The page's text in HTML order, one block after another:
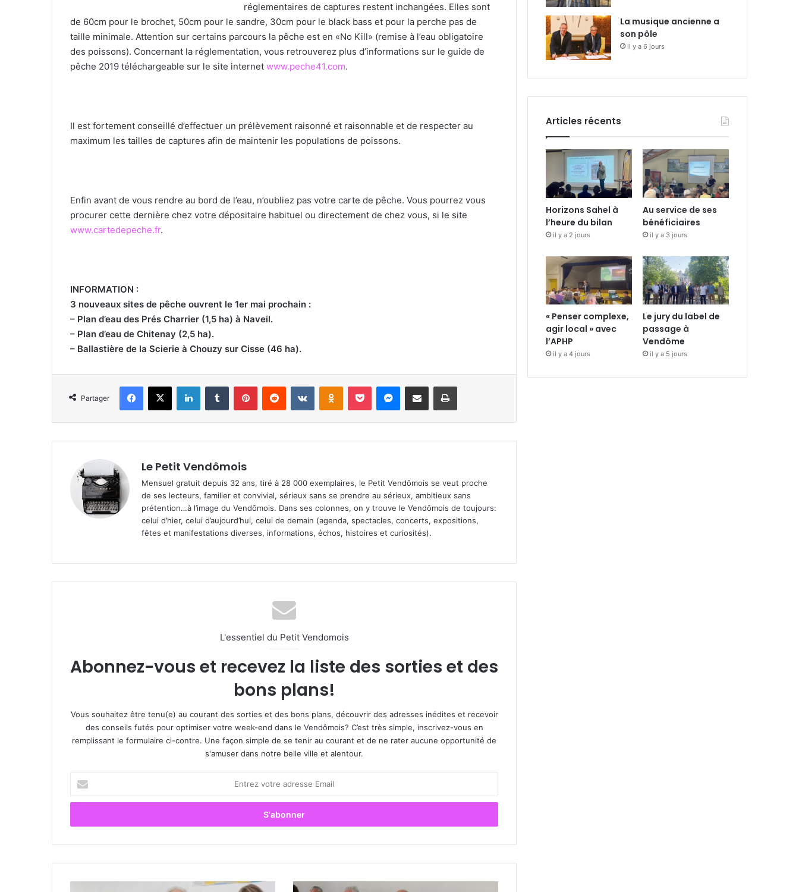
réglementaires de captures restent inchangées. Elles sont
de 60cm pour le brochet, 50cm pour le sandre, 30cm pour le black bass et pour la perche pas de
taille minimale. Attention sur certains parcours la pêche est en «No Kill» (remise à l’eau obligatoire
des poissons). Concernant la réglementation, vous retrouverez plus d’informations sur le guide de
pêche 2019 téléchargeable sur le site internet www.peche41.com.
Il est fortement conseillé d’effectuer un prélèvement raisonné et raisonnable et de respecter au
maximum les tailles de captures afin de maintenir les populations de poissons.
Enfin avant de vous rendre au bord de l’eau, n’oubliez pas votre carte de pêche. Vous pourrez vous
procurer cette dernière chez votre dépositaire habituel ou directement de chez vous, si le site
www.cartedepeche.fr.
INFORMATION :
3 nouveaux sites de pêche ouvrent le 1er mai prochain :
– Plan d’eau des Prés Charrier (1,5 ha) à Naveil.
– Plan d’eau de Chitenay (2,5 ha).
– Ballastière de la Scierie à Chouzy sur Cisse (46 ha).
Partager
Le Petit Vendômois
Mensuel gratuit depuis 32 ans, tiré à 28 000 exemplaires, le Petit Vendômois se veut proche
de ses lecteurs, familier et convivial, sérieux sans se prendre au sérieux, ambitieux sans
prétention…à l’image du Vendômois. Dans ses colonnes, on y trouve le Vendômois de toujours:
celui d’hier, celui d’aujourd’hui, celui de demain (agenda, spectacles, concerts, expositions,
fêtes et manifestations diverses, informations, échos, histoires et curiosités).
L'essentiel du Petit Vendomois
Abonnez-vous et recevez la liste des sorties et des
bons plans!
Vous souhaitez être tenu(e) au courant des sorties et des bons plans, découvrir des adresses inédites et recevoir
des conseils futés pour optimiser votre week-end dans le Vendômois? C’est très simple, inscrivez-vous en
remplissant le formulaire ci-contre. Une façon simple de se tenir au courant et de ne rater aucune opportunité de
s'amuser dans notre belle ville et alentour.
t
e
o
L
La musique ancienne a
son pôle
il y a 6 jours
Articles récents
Horizons Sahel à
l’heure du bilan
il y a 2 jours
Au service de ses
bénéficiaires
il y a 3 jours
« Penser complexe,
agir local » avec
l’APHP
il y a 4 jours
Le jury du label de
passage à
Vendôme
il y a 5 jours